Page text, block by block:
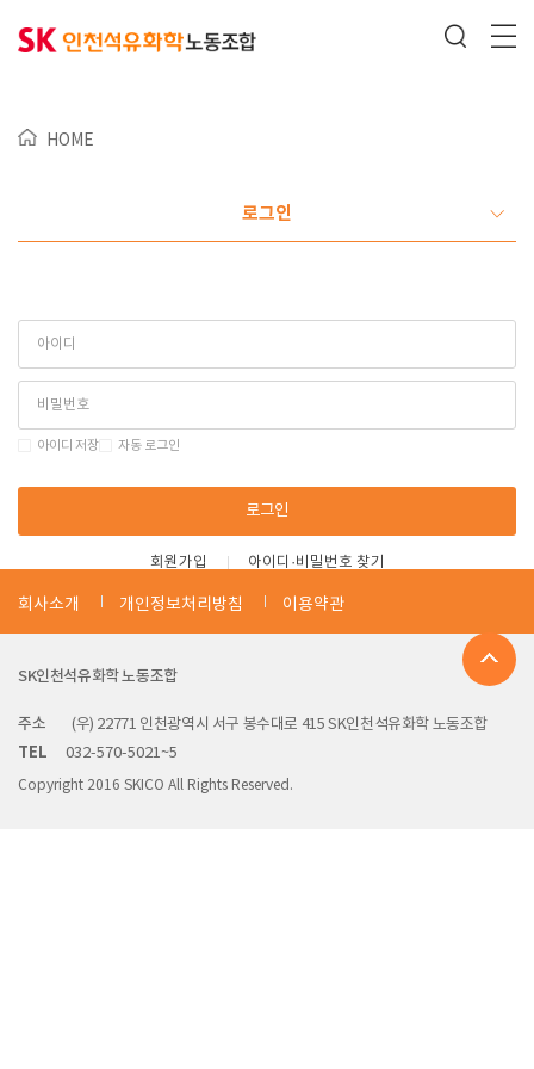
HOME
로그인
아이디 저장 자동 로그인
로그인
회원가입 아이디·비밀번호 찾기
회사소개 개인정보처리방침 이용약관
SK인천석유화학 노동조합
주소 (우) 22771 인천광역시 서구 봉수대로 415 SK인천석유화학 노동조합
TEL 032-570-5021~5
Copyright 2016 SKICO All Rights Reserved.